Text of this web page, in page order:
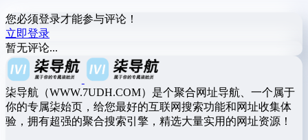
您必须登录才能参与评论！
立即登录
暂无评论...
柒导航（WWW.7UDH.COM）是个聚合网址导航、一个属于
你的专属柒始页，给您最好的互联网搜索功能和网址收集体
验，拥有超强的聚合搜索引擎，精选大量实用的网址资源！